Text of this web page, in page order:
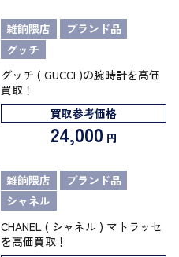
雑餉隈店
ブランド品
グッチ
グッチ ( GUCCI )の腕時計を高価
買取！
買取参考価格
24,000 円
雑餉隈店
ブランド品
シャネル
CHANEL ( シャネル ) マトラッセ
を高価買取！